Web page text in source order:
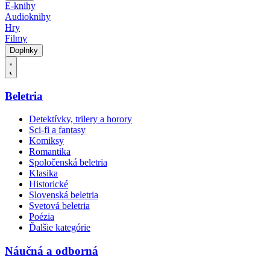
E-knihy
Audioknihy
Hry
Filmy
Doplnky
Beletria
Detektívky, trilery a horory
Sci-fi a fantasy
Komiksy
Romantika
Spoločenská beletria
Klasika
Historické
Slovenská beletria
Svetová beletria
Poézia
Ďalšie kategórie
Náučná a odborná